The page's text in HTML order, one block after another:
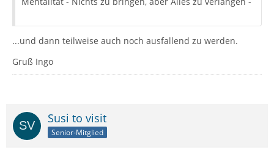
...und dann teilweise auch noch ausfallend zu werden.
Gruß Ingo
Susi to visit
Senior-Mitglied